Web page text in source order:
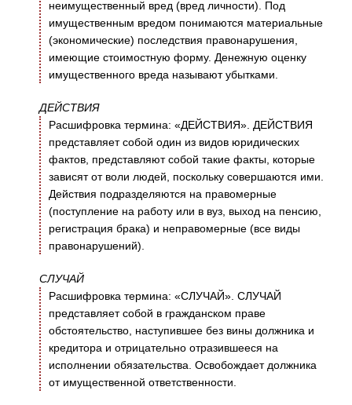
неимущественный вред (вред личности). Под
имущественным вредом понимаются материальные
(экономические) последствия правонарушения,
имеющие стоимостную форму. Денежную оценку
имущественного вреда называют убытками.
ДЕЙСТВИЯ
Расшифровка термина: «ДЕЙСТВИЯ». ДЕЙСТВИЯ
представляет собой один из видов юридических
фактов, представляют собой такие факты, которые
зависят от воли людей, поскольку совершаются ими.
Действия подразделяются на правомерные
(поступление на работу или в вуз, выход на пенсию,
регистрация брака) и неправомерные (все виды
правонарушений).
СЛУЧАЙ
Расшифровка термина: «СЛУЧАЙ». СЛУЧАЙ
представляет собой в гражданском праве
обстоятельство, наступившее без вины должника и
кредитора и отрицательно отразившееся на
исполнении обязательства. Освобождает должника
от имущественной ответственности.